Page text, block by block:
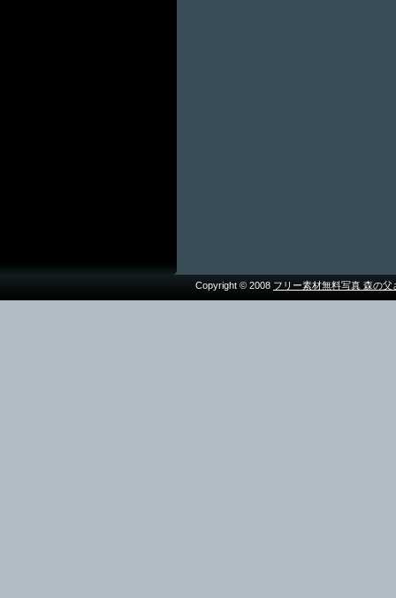
Copyright © 2008 フリー素材無料写真 森の父